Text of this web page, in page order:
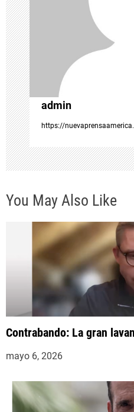
d
e
e
n
t
r
admin
https://
You May Also Like
Contrabando: La gran
mayo 6, 2026